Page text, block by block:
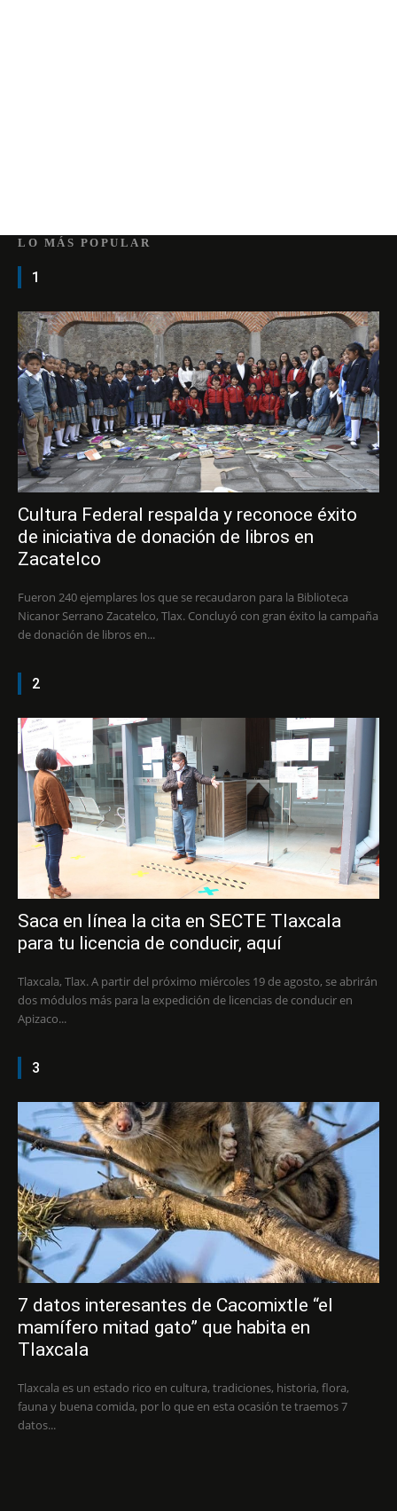
LO MÁS POPULAR
1
Cultura Federal respalda y reconoce éxito
de iniciativa de donación de libros en
Zacatelco
Fueron 240 ejemplares los que se recaudaron para la Biblioteca
Nicanor Serrano Zacatelco, Tlax. Concluyó con gran éxito la campaña
de donación de libros en...
2
Saca en línea la cita en SECTE Tlaxcala
para tu licencia de conducir, aquí
Tlaxcala, Tlax. A partir del próximo miércoles 19 de agosto, se abrirán
dos módulos más para la expedición de licencias de conducir en
Apizaco...
3
7 datos interesantes de Cacomixtle “el
mamífero mitad gato” que habita en
Tlaxcala
Tlaxcala es un estado rico en cultura, tradiciones, historia, flora,
fauna y buena comida, por lo que en esta ocasión te traemos 7
datos...